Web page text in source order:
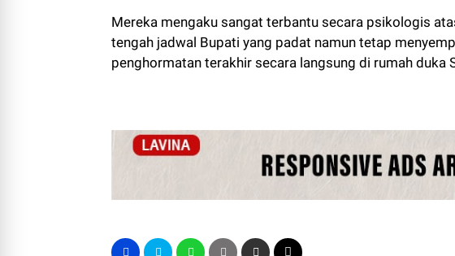
Mereka mengaku sangat terbantu secara psikologis
tengah jadwal Bupati yang padat namun tetap
penghormatan terakhir secara langsung di rumah duka